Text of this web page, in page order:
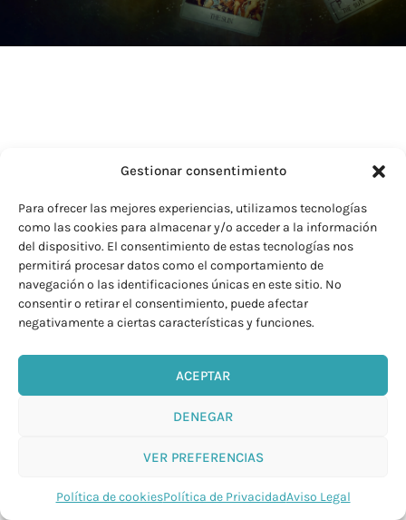
Gestionar consentimiento
Para ofrecer las mejores experiencias, utilizamos tecnologías
como las cookies para almacenar y/o acceder a la información
del dispositivo. El consentimiento de estas tecnologías nos
permitirá procesar datos como el comportamiento de
navegación o las identificaciones únicas en este sitio. No
consentir o retirar el consentimiento, puede afectar
negativamente a ciertas características y funciones.
ACEPTAR
DENEGAR
VER PREFERENCIAS
Política de cookiesPolítica de PrivacidadAviso Legal
AVISO LEGAL
POLÍTICA DE COOKIES (UE)
CONDICIONES GENERALES DE VENTA